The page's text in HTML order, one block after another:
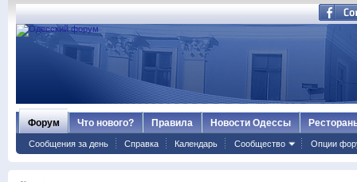
Форум
Сообщения за день Справка Календарь Сообщество Опции
Что нового? Правила Новости Одессы